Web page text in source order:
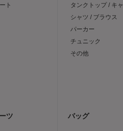
ト
タンクトップ / キ
シャツ / ブラウス
パーカー
チュニック
その他
ツ バッグ